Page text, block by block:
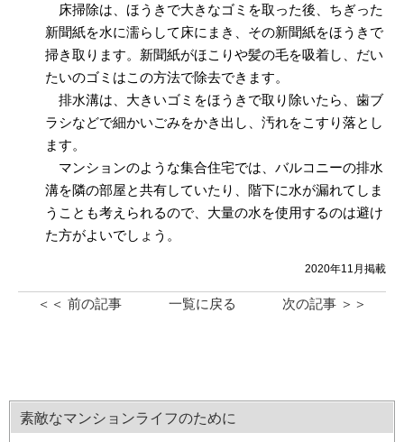
床掃除は、ほうきで大きなゴミを取った後、ちぎった
新聞紙を水に濡らして床にまき、その新聞紙をほうきで
掃き取ります。新聞紙がほこりや髪の毛を吸着し、だい
たいのゴミはこの方法で除去できます。
排水溝は、大きいゴミをほうきで取り除いたら、歯ブ
ラシなどで細かいごみをかき出し、汚れをこすり落とし
ます。
マンションのような集合住宅では、バルコニーの排水
溝を隣の部屋と共有していたり、階下に水が漏れてしま
うことも考えられるので、大量の水を使用するのは避け
た方がよいでしょう。
2020年11月掲載
＜＜ 前の記事 一覧に戻る 次の記事 ＞＞
素敵なマンションライフのために